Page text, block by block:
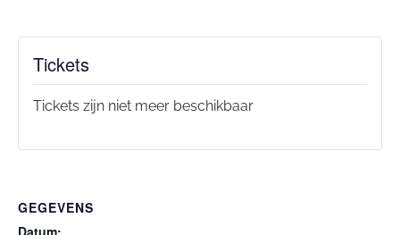
GEGEVENS
Tickets
Tickets zijn niet meer beschikbaar